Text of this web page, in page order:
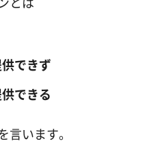
できず
できる
言います。